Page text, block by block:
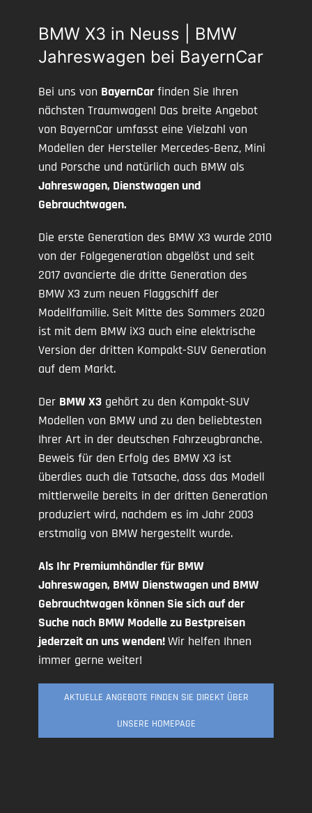
BMW X3 in Neuss | BMW
Jahreswagen bei BayernCar
Bei uns von BayernCar finden Sie Ihren
nächsten Traumwagen! Das breite Angebot
von BayernCar umfasst eine Vielzahl von
Modellen der Hersteller Mercedes-Benz, Mini
und Porsche und natürlich auch BMW als
Jahreswagen, Dienstwagen und
Gebrauchtwagen.
Die erste Generation des BMW X3 wurde 2010
von der Folgegeneration abgelöst und seit
2017 avancierte die dritte Generation des
BMW X3 zum neuen Flaggschiff der
Modellfamilie. Seit Mitte des Sommers 2020
ist mit dem BMW iX3 auch eine elektrische
Version der dritten Kompakt-SUV Generation
auf dem Markt.
Der BMW X3 gehört zu den Kompakt-SUV
Modellen von BMW und zu den beliebtesten
Ihrer Art in der deutschen Fahrzeugbranche.
Beweis für den Erfolg des BMW X3 ist
überdies auch die Tatsache, dass das Modell
mittlerweile bereits in der dritten Generation
produziert wird, nachdem es im Jahr 2003
erstmalig von BMW hergestellt wurde.
Als Ihr Premiumhändler für BMW
Jahreswagen, BMW Dienstwagen und BMW
Gebrauchtwagen können Sie sich auf der
Suche nach BMW Modelle zu Bestpreisen
jederzeit an uns wenden!Wir helfen Ihnen
immer gerne weiter!
AKTUELLE ANGEBOTE FINDEN SIE DIREKT ÜBER
UNSERE HOMEPAGE